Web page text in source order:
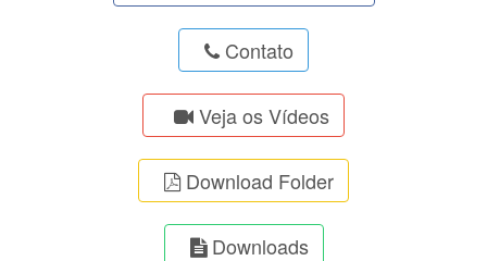
Contato
Veja os Vídeos
Download Folder
Downloads